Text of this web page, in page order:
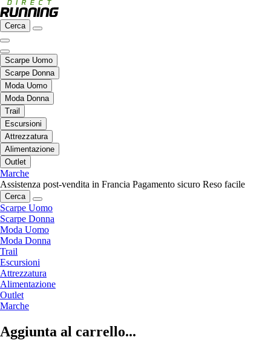
Cerca
Scarpe Uomo
Scarpe Donna
Moda Uomo
Moda Donna
Trail
Escursioni
Attrezzatura
Alimentazione
Outlet
Marche
Assistenza post-vendita in Francia Pagamento sicuro Reso facile
Cerca
Scarpe Uomo
Scarpe Donna
Moda Uomo
Moda Donna
Trail
Escursioni
Attrezzatura
Alimentazione
Outlet
Marche
Aggiunta al carrello...